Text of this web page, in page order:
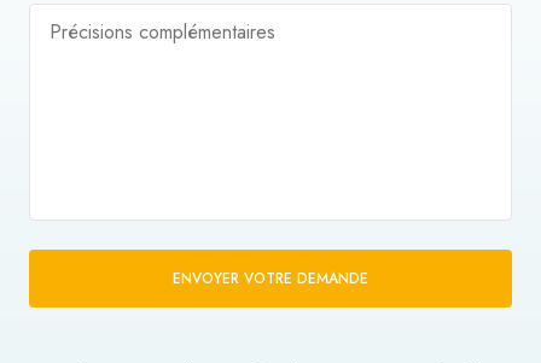
Précisions complémentaires
ENVOYER VOTRE DEMANDE